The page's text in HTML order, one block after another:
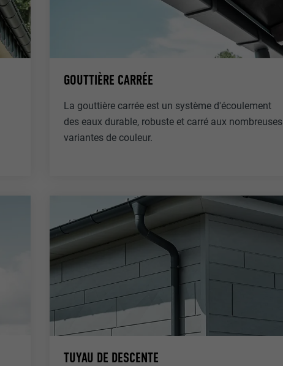
GOUTTIÈRE CARRÉE
La gouttière carrée est un système d'écoulement
des eaux durable, robuste et carré aux nombreuses
variantes de couleur.
TUYAU DE DESCENTE